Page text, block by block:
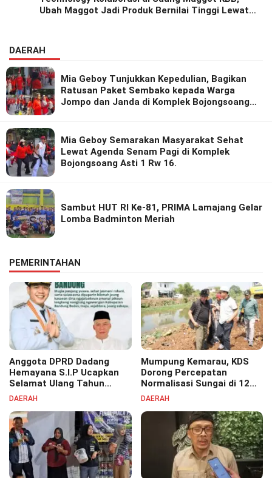
Ubah Maggot Jadi Produk Bernilai Tinggi Lewat
DAERAH
Mia Geboy Tunjukkan Kepedulian, Bagikan
Ratusan Paket Sembako kepada Warga
Jompo dan Janda di Komplek Bojongsoang
Mia Geboy Semarakan Masyarakat Sehat
Lewat Agenda Senam Pagi di Komplek
Bojongsoang Asti 1 Rw 16.
Sambut HUT RI Ke-81, PRIMA Lamajang Gelar
Lomba Badminton Meriah
PEMERINTAHAN
Anggota DPRD Dadang
Hemayana S.I.P Ucapkan
Selamat Ulang Tahun
untuk Bupati Bandung
DAERAH
Mumpung Kemarau, KDS
Dorong Percepatan
Normalisasi Sungai di 12
Kecamatan Tekan Resiko
DAERAH